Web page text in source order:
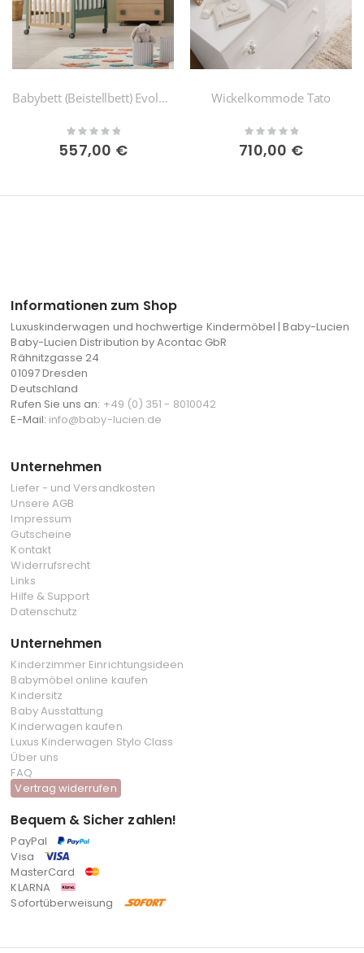
Babybett (Beistellbett) Evolution
Rating:
0%
557,00 €
Wickelkommode Tato
Rating:
0%
710,00 €
Informationen zum Shop
Luxuskinderwagen und hochwertige Kindermöbel | Baby-Lucien
Baby-Lucien Distribution by Acontac GbR
Rähnitzgasse 24
01097 Dresden
Deutschland
Rufen Sie uns an: +49 (0) 351 - 8010042
E-Mail: info@baby-lucien.de
Unternehmen
Liefer - und Versandkosten
Unsere AGB
Impressum
Gutscheine
Kontakt
Widerrufsrecht
Links
Hilfe & Support
Datenschutz
Unternehmen
Kinderzimmer Einrichtungsideen
Babymöbel online kaufen
Kindersitz
Baby Ausstattung
Kinderwagen kaufen
Luxus Kinderwagen Stylo Class
Über uns
FAQ
Vertrag widerrufen
Bequem & Sicher zahlen!
PayPal
Visa
MasterCard
KLARNA
Sofortüberweisung